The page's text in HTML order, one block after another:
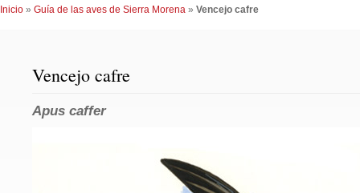
Inicio » Guía de las aves de Sierra Morena » Vencejo cafre
Vencejo cafre
Apus caffer